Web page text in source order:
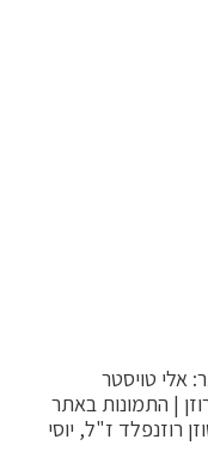
אלי טויסטר
| התמונות באתר
רוזנפלד ז"ל, יוסי